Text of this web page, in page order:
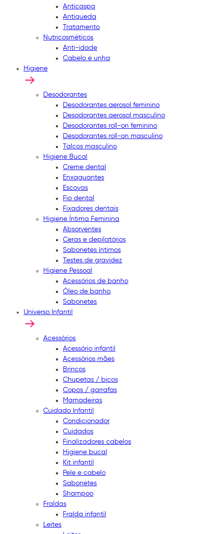
Anticaspa
Antiqueda
Tratamento
Nutricosméticos
Anti-idade
Cabelo e unha
Higiene
Desodorantes
Desodorantes aerosol feminino
Desodorantes aerosol masculino
Desodorantes roll-on feminino
Desodorantes roll-on masculino
Talcos masculino
Higiene Bucal
Creme dental
Enxaguantes
Escovas
Fio dental
Fixadores dentais
Higiene Íntima Feminina
Absorventes
Ceras e depilatórios
Sabonetes íntimos
Testes de gravidez
Higiene Pessoal
Acessórios de banho
Óleo de banho
Sabonetes
Universo Infantil
Acessórios
Acessório infantil
Acessórios mães
Brincos
Chupetas / bicos
Copos / garrafas
Mamadeiras
Cuidado Infantil
Condicionador
Cuidados
Finalizadores cabelos
Higiene bucal
Kit infantil
Pele e cabelo
Sabonetes
Shampoo
Fraldas
Fralda infantil
Leites